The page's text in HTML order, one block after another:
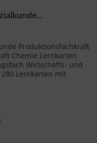
Produktionsfachkraft
Chemie Lernkarten
Wirtschafts- und
Lernkarten mit